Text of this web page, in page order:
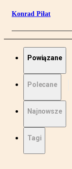
Konrad Piłat
Powiązane
Polecane
Najnowsze
Tagi